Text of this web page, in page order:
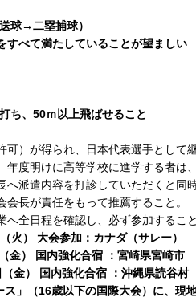
球→二塁捕球）
べて満たしていることが望ましい
ち、50ｍ以上飛ばせること
可）が得られ、日本代表選手として
度明けに高等学校に進学する者は
派遣内容を打診していただくと同
長が責任をもって推薦すること。
へ全日程を確認し、必ず参加すること
） 大会参加：カナダ（サレー）
金） 国内強化合宿 ：宮崎県宮崎市
金） 国内強化合宿 ：沖縄県読谷村
」（16歳以下の国際大会）に、現